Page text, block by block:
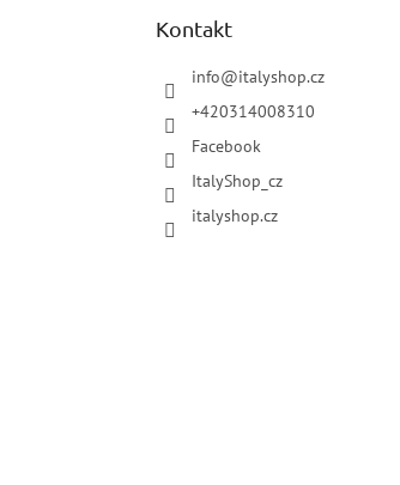
Kontakt
info@italyshop.cz
+420314008310
Facebook
ItalyShop_cz
italyshop.cz